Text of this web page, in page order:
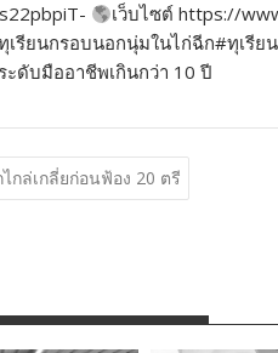
เว็บไซต์ https://
รียนกรอบนอกนุ่มในไก่ฉีก#ทุเรีย
ดับมืออาชีพเกินกว่า 10 ปี
กล่เกลี่ยก่อนฟ้อง 20 ตรี